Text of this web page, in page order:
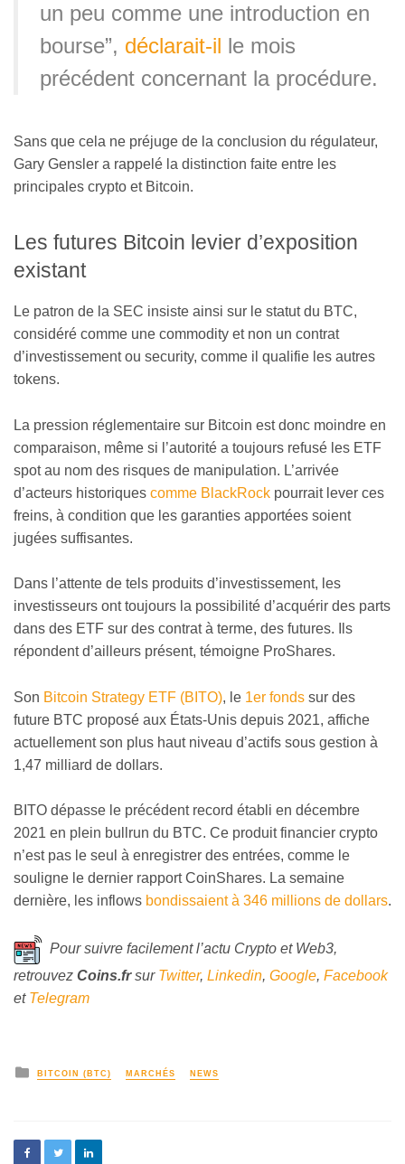
un peu comme une introduction en
bourse”, déclarait-il le mois
précédent concernant la procédure.
Sans que cela ne préjuge de la conclusion du régulateur,
Gary Gensler a rappelé la distinction faite entre les
principales crypto et Bitcoin.
Les futures Bitcoin levier d’exposition
existant
Le patron de la SEC insiste ainsi sur le statut du BTC,
considéré comme une commodity et non un contrat
d’investissement ou security, comme il qualifie les autres
tokens.
La pression réglementaire sur Bitcoin est donc moindre en
comparaison, même si l’autorité a toujours refusé les ETF
spot au nom des risques de manipulation. L’arrivée
d’acteurs historiques comme BlackRock pourrait lever ces
freins, à condition que les garanties apportées soient
jugées suffisantes.
Dans l’attente de tels produits d’investissement, les
investisseurs ont toujours la possibilité d’acquérir des parts
dans des ETF sur des contrat à terme, des futures. Ils
répondent d’ailleurs présent, témoigne ProShares.
Son Bitcoin Strategy ETF (BITO), le 1er fonds sur des
future BTC proposé aux États-Unis depuis 2021, affiche
actuellement son plus haut niveau d’actifs sous gestion à
1,47 milliard de dollars.
BITO dépasse le précédent record établi en décembre
2021 en plein bullrun du BTC. Ce produit financier crypto
n’est pas le seul à enregistrer des entrées, comme le
souligne le dernier rapport CoinShares. La semaine
dernière, les inflows bondissaient à 346 millions de dollars.
Pour suivre facilement l’actu Crypto et Web3,
retrouvez Coins.frsur Twitter, Linkedin, Google, Facebook
et Telegram
BITCOIN (BTC) MARCHÉS NEWS